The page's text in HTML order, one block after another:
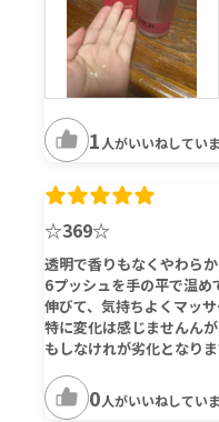
1 人がいいねしてい
☆369☆
透明で香りもなくやわらか
6プッシュを手の平で温め
伸びて、気持ちよくマッサ
特に変化は感じませんん
もしなけれが劣化となり
0人がいいねしてい